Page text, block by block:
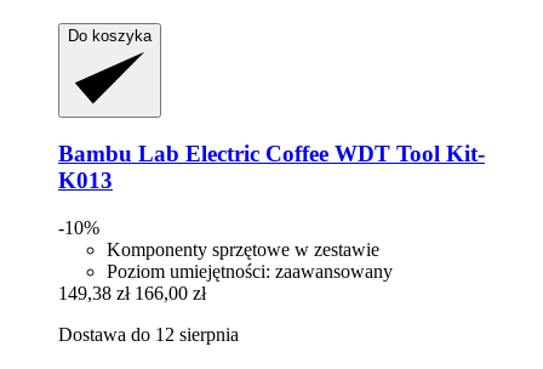
Do koszyka
Bambu Lab Electric Coffee WDT Tool Kit-​
K013
-10%
Komponenty sprzętowe w zestawie
Poziom umiejętności: zaawansowany
149,38 zł 166,00 zł
Dostawa do 12 sierpnia